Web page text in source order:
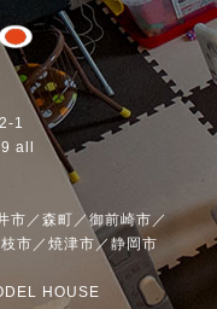
1
all
市／森町／御前崎市／
市／焼津市／静岡市
HOUSE